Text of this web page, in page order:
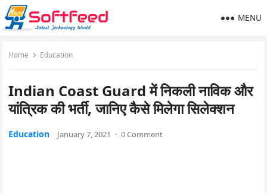
MENU
Home Education
Indian Coast Guard में निकली नाविक और
यांत्रिक की भर्ती, जानिए कैसे मिलेगा सिलेक्शन
Education January 7, 2021 · 0 Comment